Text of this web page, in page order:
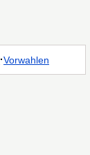
·Vorwahlen